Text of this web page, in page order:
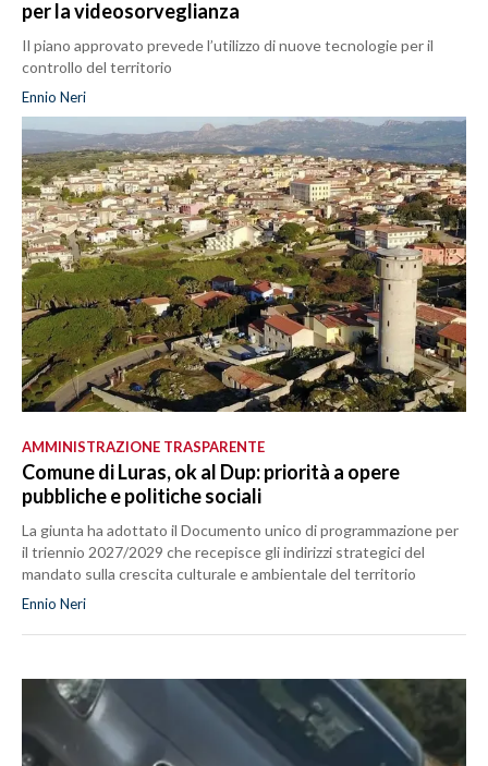
per la videosorveglianza
Il piano approvato prevede l’utilizzo di nuove tecnologie per il
controllo del territorio
Ennio Neri
AMMINISTRAZIONE TRASPARENTE
Comune di Luras, ok al Dup: priorità a opere
pubbliche e politiche sociali
La giunta ha adottato il Documento unico di programmazione per
il triennio 2027/2029 che recepisce gli indirizzi strategici del
mandato sulla crescita culturale e ambientale del territorio
Ennio Neri